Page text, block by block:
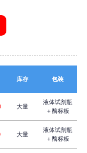
库存 包装
大量
液体试剂瓶
＋酶标板
大量
液体试剂瓶
＋酶标板